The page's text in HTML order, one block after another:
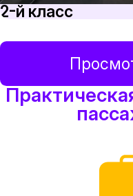
2-й класс